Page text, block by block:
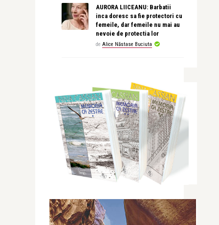
AURORA LIICEANU: Barbatii
inca doresc sa fie protectori cu
femeile, dar femeile nu mai au
nevoie de protectia lor
de Alice Năstase Buciuta